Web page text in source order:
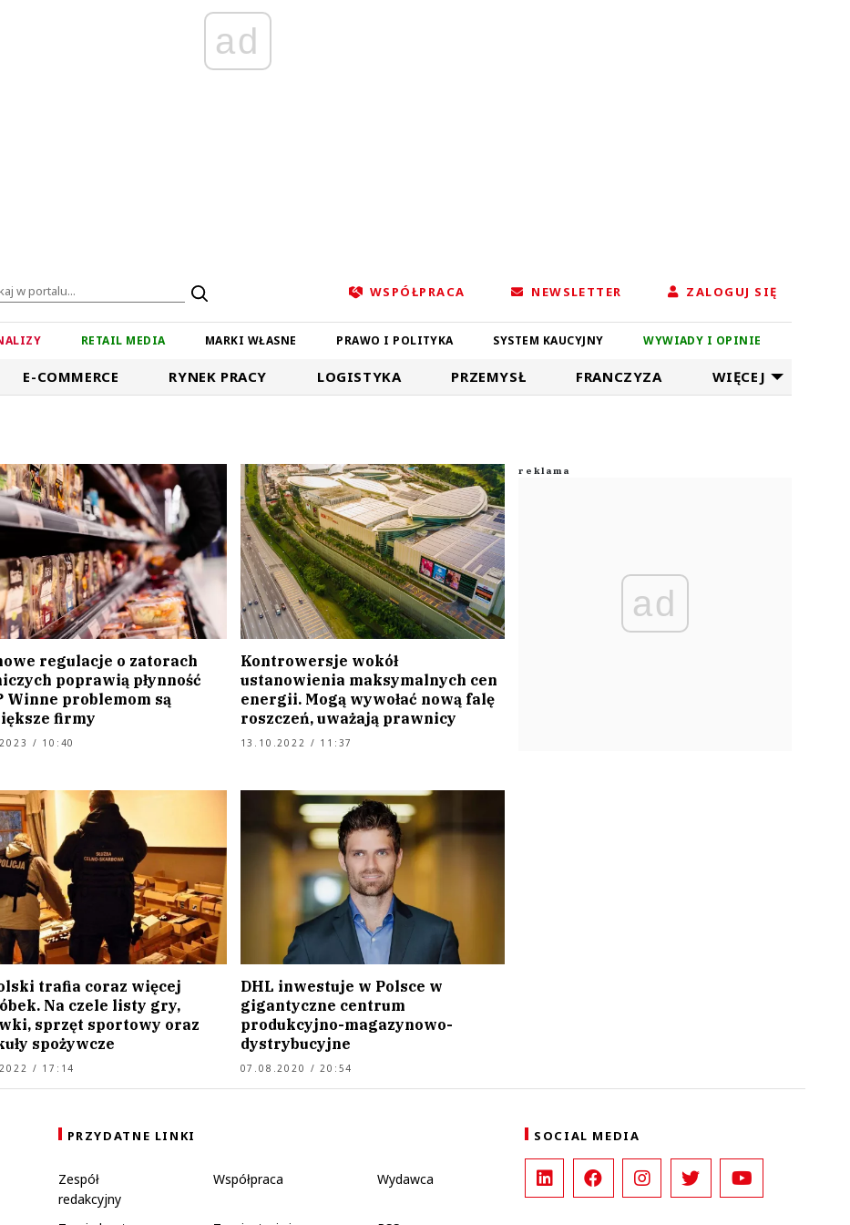
ad
WSPÓŁPRACA NEWSLETTER ZALOGUJ SIĘ
RETAIL MEDIA MARKI WŁASNE PRAWO I POLITYKA SYSTEM KAUCYJNY WYWIADY I OPINIE
E-COMMERCE RYNEK PRACY LOGISTYKA PRZEMYSŁ FRANCZYZA WIĘCEJ
regulacje o zatorach
poprawią płynność
Winne problemom są
firmy
/ 10:40
Kontrowersje wokół
ustanowienia maksymalnych cen
energii. Mogą wywołać nową falę
roszczeń, uważają prawnicy
13.10.2022 / 11:37
trafia coraz więcej
Na czele listy gry,
sprzęt sportowy oraz
spożywcze
/ 17:14
DHL inwestuje w Polsce w
gigantyczne centrum
produkcyjno-magazynowo-
dystrybucyjne
07.08.2020 / 20:54
ad
PRZYDATNE LINKI
Zespół
redakcyjny
Współpraca Wydawca
SOCIAL MEDIA